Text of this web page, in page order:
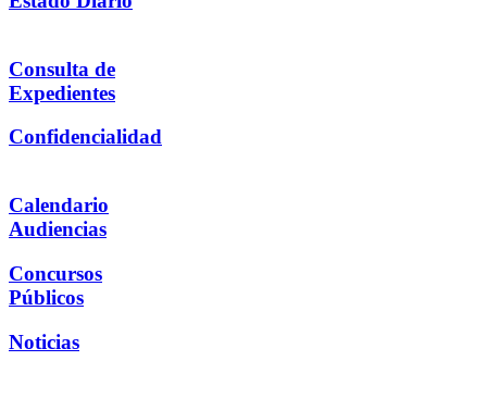
Consulta de
Expedientes
Confidencialidad
Calendario
Audiencias
Concursos
Públicos
Noticias